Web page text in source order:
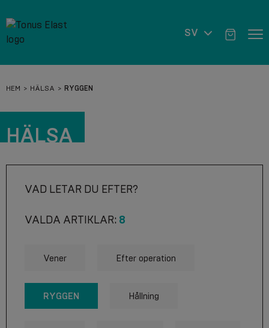
SV
HEM HÄLSA RYGGEN
HÄLSA
VAD LETAR DU EFTER?
VALDA ARTIKLAR: 8
Vener Efter operation
RYGGEN Hållning